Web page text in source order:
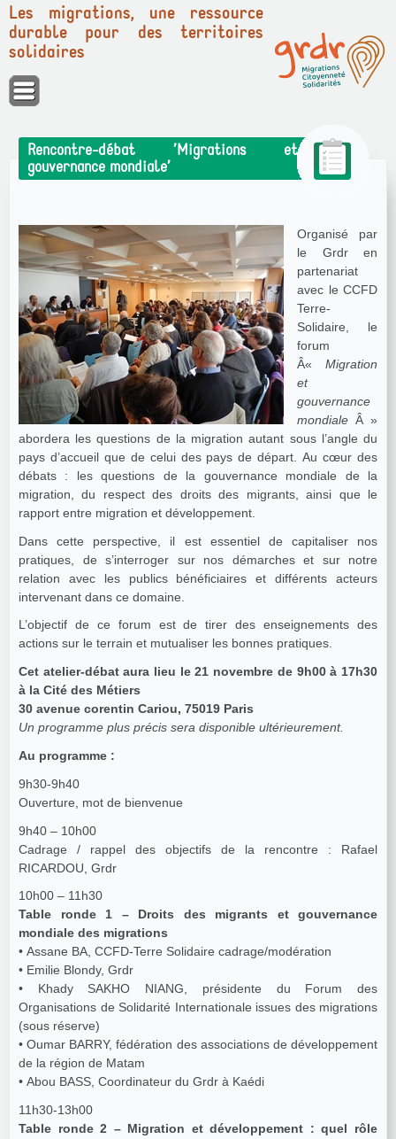
Panneau de gestion des cookies
Les migrations, une ressource
durable pour des territoires
solidaires
Rencontre-débat ’Migrations et
gouvernance mondiale’
Organisé par
le Grdr en
partenariat
avec le CCFD
Terre-
Solidaire, le
forum
Â« Migration
et
gouvernance
mondiale Â »
abordera les questions de la migration autant sous l’angle du
pays d’accueil que de celui des pays de départ. Au cœur des
débats : les questions de la gouvernance mondiale de la
migration, du respect des droits des migrants, ainsi que le
rapport entre migration et développement.
Dans cette perspective, il est essentiel de capitaliser nos
pratiques, de s’interroger sur nos démarches et sur notre
relation avec les publics bénéficiaires et différents acteurs
intervenant dans ce domaine.
L’objectif de ce forum est de tirer des enseignements des
actions sur le terrain et mutualiser les bonnes pratiques.
Cet atelier-débat aura lieu le 21 novembre de 9h00 à 17h30
à la Cité des Métiers
30 avenue corentin Cariou, 75019 Paris
Un programme plus précis sera disponible ultérieurement.
Au programme :
9h30-9h40
Ouverture, mot de bienvenue
9h40 – 10h00
Cadrage / rappel des objectifs de la rencontre : Rafael
RICARDOU, Grdr
10h00 – 11h30
Table ronde 1 – Droits des migrants et gouvernance
mondiale des migrations
• Assane BA, CCFD-Terre Solidaire cadrage/modération
• Emilie Blondy, Grdr
• Khady SAKHO NIANG, présidente du Forum des
Organisations de Solidarité Internationale issues des migrations
(sous réserve)
• Oumar BARRY, fédération des associations de développement
de la région de Matam
• Abou BASS, Coordinateur du Grdr à Kaédi
11h30-13h00
Table ronde 2 – Migration et développement : quel rôle